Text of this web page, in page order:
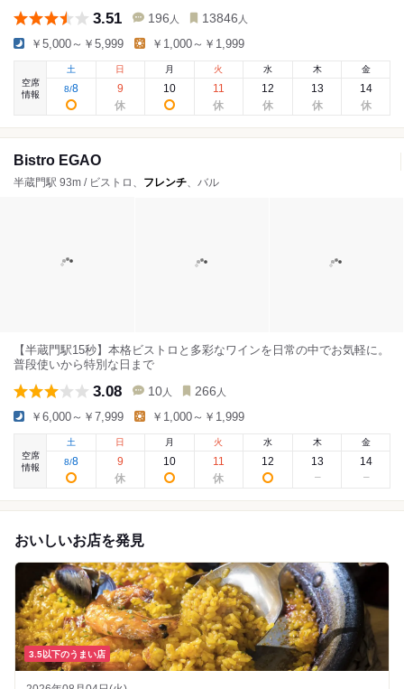
3.51 196 人 13846 人
￥5,000～￥5,999 ￥1,000～￥1,999
空席
情報
土
8/8
日
9
月
10
火
11
水
12
木
13
金
14
Bistro EGAO
半蔵門駅 93m / ビストロ、 フレンチ、バル
【半蔵門駅15秒】本格ビストロと多彩なワインを日常の中でお気軽に。
普段使いから特別な日まで
3.08 10 人 266 人
￥6,000～￥7,999 ￥1,000～￥1,999
空席
情報
土
8/8
日
9
月
10
火
11
水
12
木
13
金
14
おいしいお店を発見
3.5以下のうまい店